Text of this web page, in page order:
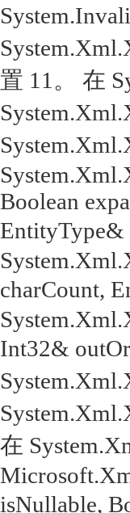
置 11。 在
Boolean
EntityType&
charCount,
Int32&
在
isNullable,